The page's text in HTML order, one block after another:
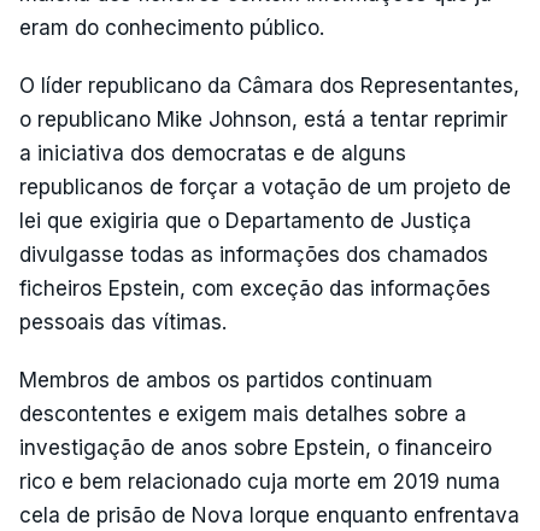
eram do conhecimento público.
O líder republicano da Câmara dos Representantes,
o republicano Mike Johnson, está a tentar reprimir
a iniciativa dos democratas e de alguns
republicanos de forçar a votação de um projeto de
lei que exigiria que o Departamento de Justiça
divulgasse todas as informações dos chamados
ficheiros Epstein, com exceção das informações
pessoais das vítimas.
Membros de ambos os partidos continuam
descontentes e exigem mais detalhes sobre a
investigação de anos sobre Epstein, o financeiro
rico e bem relacionado cuja morte em 2019 numa
cela de prisão de Nova Iorque enquanto enfrentava